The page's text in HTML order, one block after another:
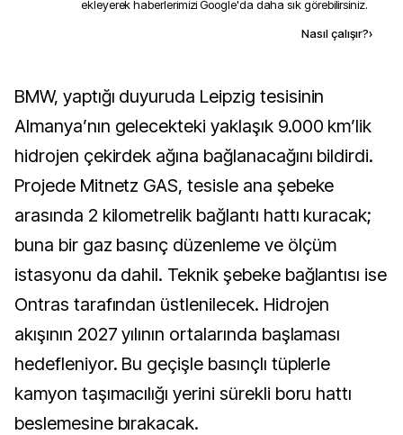
ekleyerek haberlerimizi Google'da daha sık görebilirsiniz.
Nasıl çalışır?›
BMW, yaptığı duyuruda Leipzig tesisinin
Almanya’nın gelecekteki yaklaşık 9.000 km’lik
hidrojen çekirdek ağına bağlanacağını bildirdi.
Projede Mitnetz GAS, tesisle ana şebeke
arasında 2 kilometrelik bağlantı hattı kuracak;
buna bir gaz basınç düzenleme ve ölçüm
istasyonu da dahil. Teknik şebeke bağlantısı ise
Ontras tarafından üstlenilecek. Hidrojen
akışının 2027 yılının ortalarında başlaması
hedefleniyor. Bu geçişle basınçlı tüplerle
kamyon taşımacılığı yerini sürekli boru hattı
beslemesine bırakacak.